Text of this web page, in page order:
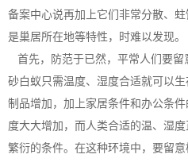
备案中心说再加上它们非常分散、
是巢居所在地等特性，时难以发现。
首先，防范于已然，平常人们要留
砂白蚁只需温度、湿度合适就可以
制品增加，加上家居条件和办公条
度大大增加，而人类合适的温、湿度
繁衍的条件。在这种环境中，要留